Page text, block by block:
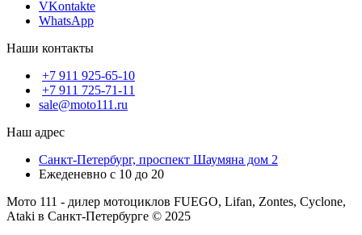
VKontakte
WhatsApp
Наши контакты
+7 911 925-65-10
+7 911 725-71-11
sale@moto111.ru
Наш адрес
Санкт-Петербург, проспект Шаумяна дом 2
Ежеденевно с 10 до 20
Мото 111 - дилер мотоциклов FUEGO, Lifan, Zontes, Cyclone,
Ataki в Санкт-Петербурге © 2025